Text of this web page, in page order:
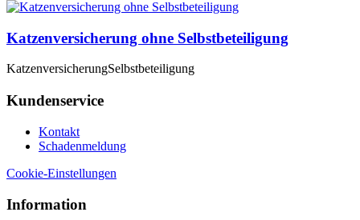
Katzenversicherung ohne Selbstbeteiligung
KatzenversicherungSelbstbeteiligung
Kundenservice
Kontakt
Schadenmeldung
Cookie-Einstellungen
Information